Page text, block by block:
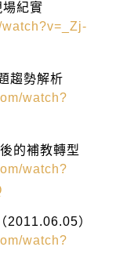
紀實
趨勢解析
watch?
的補教轉型
watch?
2011.06.05）
watch?